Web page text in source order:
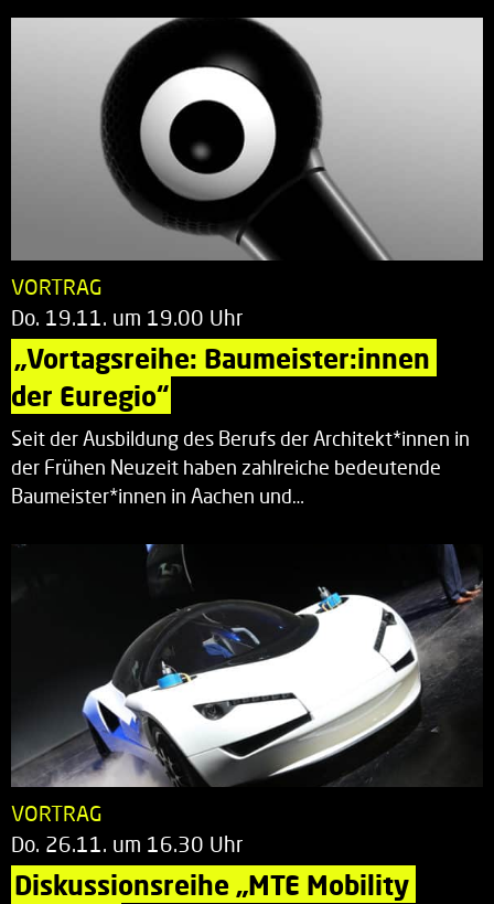
VORTRAG
Do. 19.11. um 19.00 Uhr
„Vortagsreihe: Baumeister:innen
der Euregio“
Seit der Ausbildung des Berufs der Architekt*innen in
der Frühen Neuzeit haben zahlreiche bedeutende
Baumeister*innen in Aachen und…
VORTRAG
Do. 26.11. um 16.30 Uhr
Diskussionsreihe „MTE Mobility